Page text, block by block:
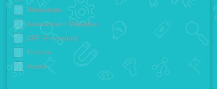
Rénovation
Assurances / Mutuelles
CPF (Formation)
Finance
Autres